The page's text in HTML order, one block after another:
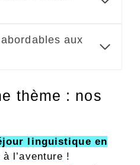
aux
thème : nos
linguistique en
l’aventure !